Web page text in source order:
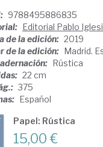
9788495886835
Editorial Pablo
de la edición: 2019
de la edición: Madrid.
Rústica
22 cm
375
Español
Papel: Rústica
15,00 €